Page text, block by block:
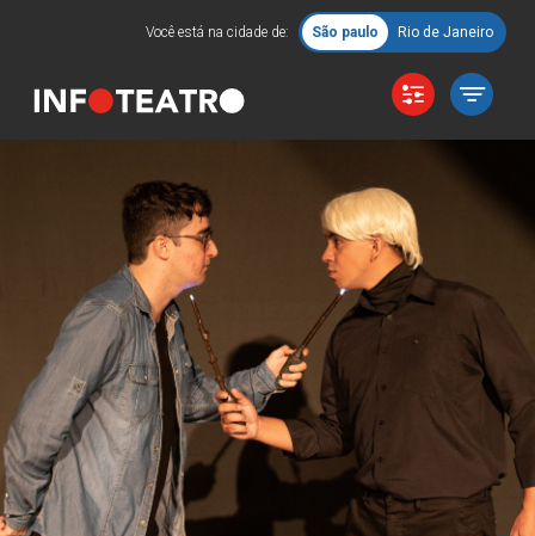
Você está na cidade de: São paulo Rio de Janeiro